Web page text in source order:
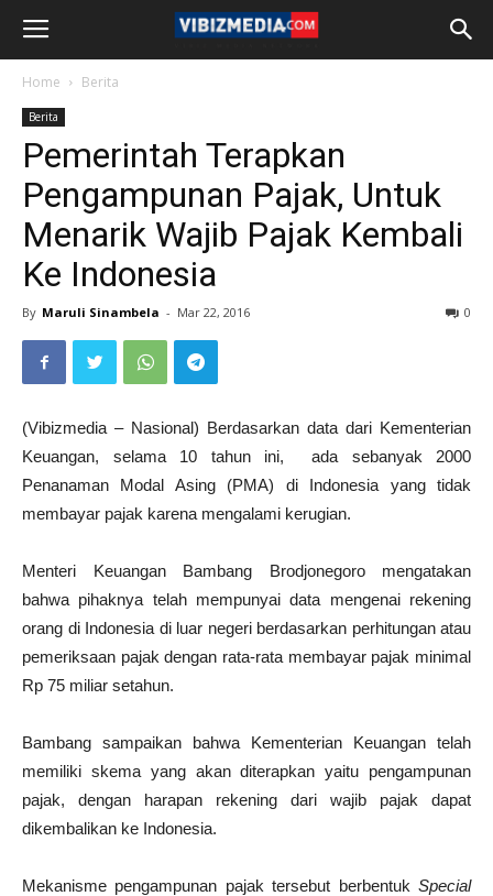
Home Berita
Berita
Pemerintah Terapkan
Pengampunan Pajak, Untuk
Menarik Wajib Pajak Kembali
Ke Indonesia
By Maruli Sinambela - Mar 22, 2016 0
(Vibizmedia – Nasional) Berdasarkan data dari Kementerian
Keuangan, selama 10 tahun ini, ada sebanyak 2000
Penanaman Modal Asing (PMA) di Indonesia yang tidak
membayar pajak karena mengalami kerugian.
Menteri Keuangan Bambang Brodjonegoro mengatakan
bahwa pihaknya telah mempunyai data mengenai rekening
orang di Indonesia di luar negeri berdasarkan perhitungan atau
pemeriksaan pajak dengan rata-rata membayar pajak minimal
Rp 75 miliar setahun.
Bambang sampaikan bahwa Kementerian Keuangan telah
memiliki skema yang akan diterapkan yaitu pengampunan
pajak, dengan harapan rekening dari wajib pajak dapat
dikembalikan ke Indonesia.
Mekanisme pengampunan pajak tersebut berbentuk Special